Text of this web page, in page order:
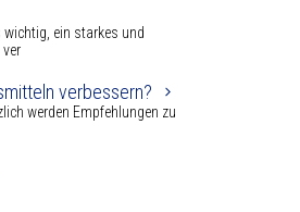
wichtig, ein starkes und
verbessern?
werden Empfehlungen zu